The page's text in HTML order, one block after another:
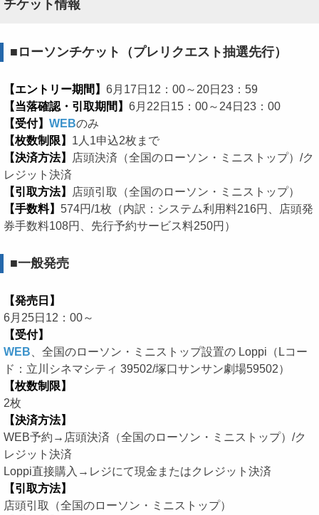
チケット情報
■ローソンチケット（プレリクエスト抽選先行）
【エントリー期間】 6月17日12：00～20日23：59
【当落確認・引取期間】 6月22日15：00～24日23：00
【受付】 WEBのみ
【枚数制限】 1人1申込2枚まで
【決済方法】
店頭決済（全国のローソン・ミニストップ）/ク
レジット決済
【引取方法】
店頭引取（全国のローソン・ミニストップ）
【手数料】 574円/1枚（内訳：システム利用料216円、店頭発
券手数料108円、先行予約サービス料250円）
■一般発売
【発売日】
6月25日12：00～
【受付】
WEB 、全国のローソン・ミニストップ設置の Loppi（Lコー
ド：立川シネマシティ 39502/塚口サンサン劇場59502）
【枚数制限】
2枚
【決済方法】
WEB予約→店頭決済（全国のローソン・ミニストップ）/ク
レジット決済
Loppi直接購入→レジにて現金またはクレジット決済
【引取方法】
店頭引取（全国のローソン・ミニストップ）